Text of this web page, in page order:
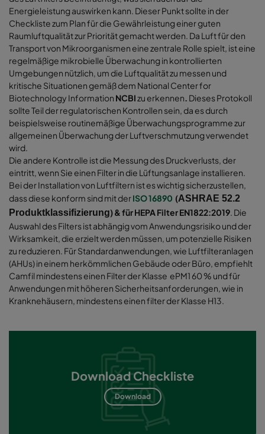
Energieleistung auswirken kann. Dieser Punkt sollte in der
Checkliste zum Plan für die Gewährleistung einer guten
Raumluftqualität zur Priorität gemacht werden. Da Luft für den
Transport von Mikroorganismen eine zentrale Rolle spielt, ist eine
regelmäßige mikrobielle Überwachung in kontrollierten
Umgebungen nützlich, um die Luftqualität zu messen und
kritische Situationen gemäß dem National Center for
Biotechnology Information NCBIzu erkennen. Dieses Protokoll
sollte Teil der regulatorischen Kontrollen sein, da es durch
beispielsweise routinemäßige Überwachungsprogramme zur
allgemeinen Überwachung der Luftverschmutzung verwendet
wird.
Die andere Kontrolle ist die Messung des Druckverlusts, der
eintritt, wenn Sie einen Filter in die Lüftungsanlage installieren.
Bei der Installation von Luftfiltern ist es wichtig sicherzustellen,
dass diese konform sind mit derISO 16890 (ASHRAE 52.2
Produktklassifizierung) & für HEPA Filter EN1822:2019. Die
Auswahl des Filters ist abhängig vom Anwendungsrisiko und der
Wirksamkeit, die erzielt werden müssen, um potenzielle Risiken
zu reduzieren. Für Standardanwendungen, wie Luftfilteranlagen
(AHUs) in einem herkömmlichen Gebäude oder Büro, empfiehlt
Camfil mindestens einen Filter der Klasse ePM1 60 % und für
Anwendungen mit höheren Sicherheitsanforderungen, wie in
Kranknehäusern, mindestens einen filter der Klasse H13.
Download Checkliste
Download